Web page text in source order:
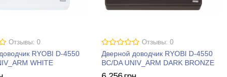
Отзывы: 0
RYOBI D-4550
WHITE
Отзывы: 0
Дверной доводчик RYOBI D-4550
BC/DA UNIV_ARM DARK BRONZE